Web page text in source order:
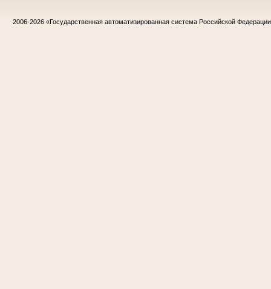
2006-2026 «Государственная автоматизированная система Российской